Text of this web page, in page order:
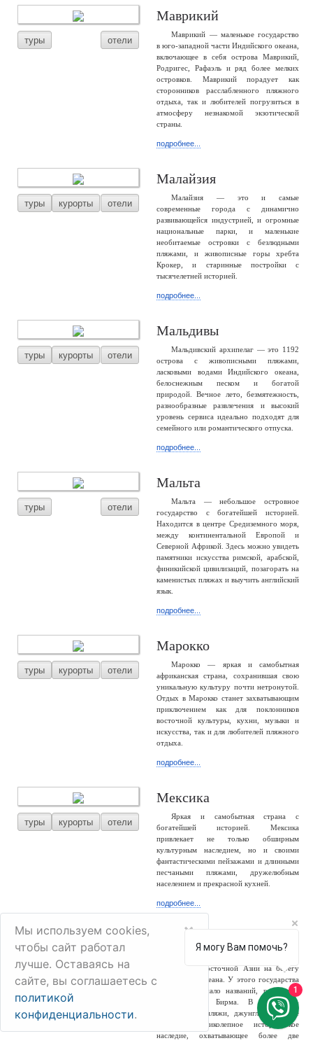
туры отели
Маврикий
Маврикий — маленькое государство
в юго-западной части Индийского океана,
включающее в себя острова Маврикий,
Родригес, Рафаэль и ряд более мелких
островков. Маврикий порадует как
сторонников расслабленного пляжного
отдыха, так и любителей погрузиться в
атмосферу незнакомой экзотической
страны.
подробнее...
туры курорты отели
Малайзия
Малайзия — это и самые
современные города с динамично
развивающейся индустрией, и огромные
национальные парки, и маленькие
необитаемые островки с безлюдными
пляжами, и живописные горы хребта
Крокер, и старинные постройки с
тысячелетней историей.
подробнее...
туры курорты отели
Мальдивы
Мальдивский архипелаг — это 1192
острова с живописными пляжами,
ласковыми водами Индийского океана,
белоснежным песком и богатой
природой. Вечное лето, безмятежность,
разнообразные развлечения и высокий
уровень сервиса идеально подходят для
семейного или романтического отпуска.
подробнее...
туры отели
Мальта
Мальта — небольшое островное
государство с богатейшей историей.
Находится в центре Средиземного моря,
между континентальной Европой и
Северной Африкой. Здесь можно увидеть
памятники искусства римской, арабской,
финикийской цивилизаций, позагорать на
каменистых пляжах и выучить английский
язык.
подробнее...
туры курорты отели
Марокко
Марокко — яркая и самобытная
африканская страна, сохранившая свою
уникальную культуру почти нетронутой.
Отдых в Марокко станет захватывающим
приключением как для поклонников
восточной культуры, кухни, музыки и
искусства, так и для любителей пляжного
отдыха.
подробнее...
туры курорты отели
Мексика
Яркая и самобытная страна с
богатейшей историей. Мексика
привлекает не только обширным
культурным наследием, но и своими
фантастическими пейзажами и длинными
песчаными пляжами, дружелюбным
населением и прекрасной кухней.
подробнее...
туры отели
страна Юго-Восточной Азии на берегу
Индийского океана. У этого государства
сменилось немало названий, россиянам
известно как Бирма. В стране –
белоснежные пляжи, джунгли, снежные
горы и великолепное историческое
наследие, охватывающее более две
Мы используем cookies,
чтобы сайт работал
лучше. Оставаясь на
сайте, вы соглашаетесь с
политикой
конфиденциальности.
×
Я могу Вам помочь?
1